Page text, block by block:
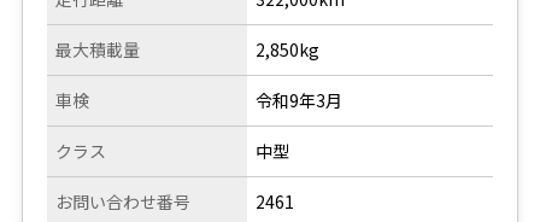
最大積載量
車検
クラス
お問い合わせ番号
2,850kg
令和9年3月
中型
2461